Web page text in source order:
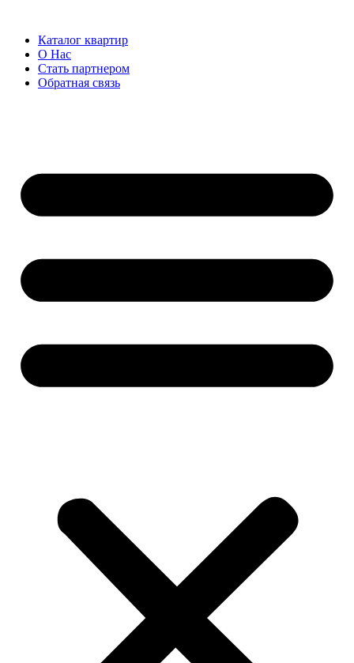
Каталог квартир
О Нас
Стать партнером
Обратная связь